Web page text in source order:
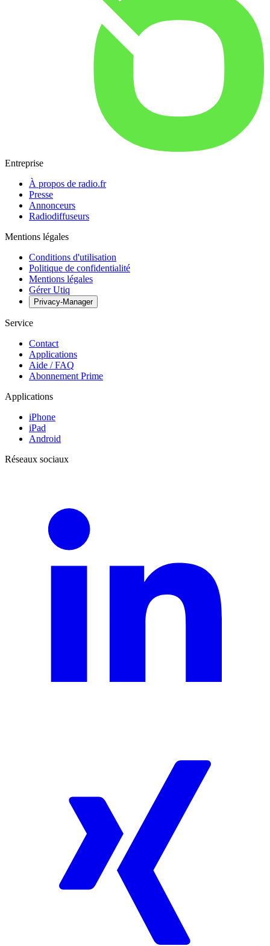
Entreprise
À propos de radio.fr
Presse
Annonceurs
Radiodiffuseurs
Mentions légales
Conditions d'utilisation
Politique de confidentialité
Mentions légales
Gérer Utiq
Privacy-Manager
Service
Contact
Applications
Aide / FAQ
Abonnement Prime
Applications
iPhone
iPad
Android
Réseaux sociaux